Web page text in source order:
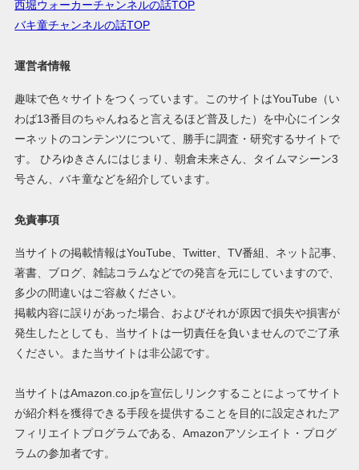
西堀ウォーカーチャンネルの話TOP
バキ童チャンネルの話TOP
運営者情報
趣味で色々サイトをつくっています。このサイトはYouTube（い
わば13番目のちゃんねると言えるほど普及した）を中心にインタ
ーネットのコンテンツについて、勝手に調査・研究するサイトで
す。 ひろゆきさんにはじまり、朝倉未来さん、タイムマシーン3
号さん、バキ童などを紹介しています。
免責事項
当サイトの掲載情報はYouTube、Twitter、TV番組、ネット記事、
著書、ブログ、雑誌コラムなどでの発言を元にしていますので、
多少の間違いはご容赦ください。
掲載内容に誤りがあった場合、およびそれが原因で損失や損害が
発生したとしても、当サイトは一切責任を負いませんのでご了承
ください。また当サイトは非公認です。
当サイトはAmazon.co.jpを宣伝しリンクすることによってサイト
が紹介料を獲得できる手段を提供することを目的に設定されたア
フィリエイトプログラムである、Amazonアソシエイト・プログ
ラムの参加者です。